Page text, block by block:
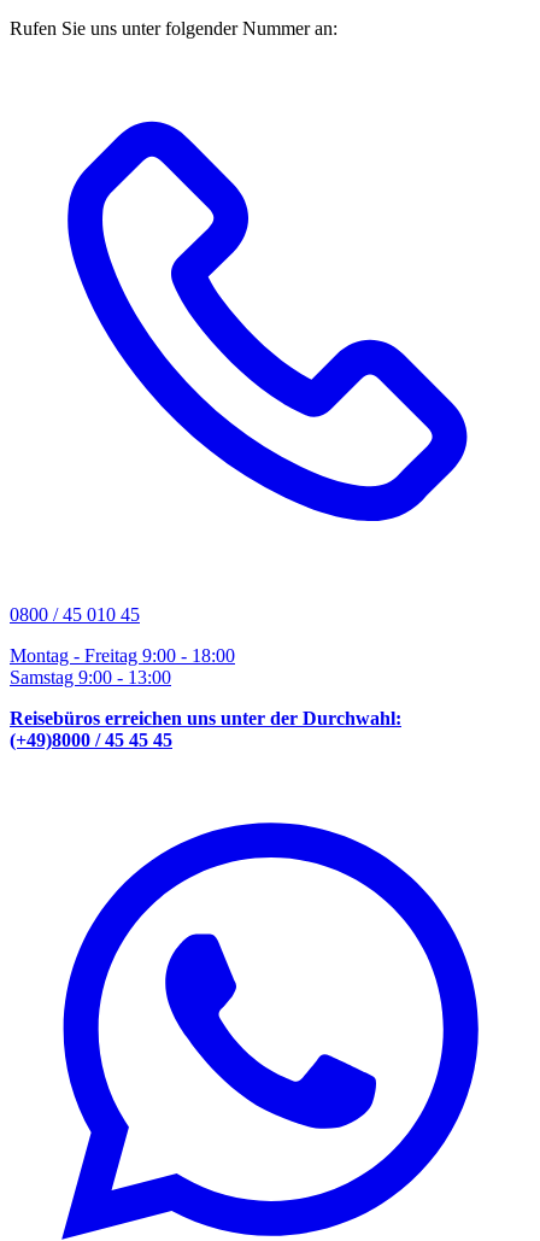
Rufen Sie uns unter folgender Nummer an:
0800 / 45 010 45
Montag - Freitag 9:00 - 18:00
Samstag 9:00 - 13:00
Reisebüros erreichen uns unter der Durchwahl:
(+49)8000 / 45 45 45